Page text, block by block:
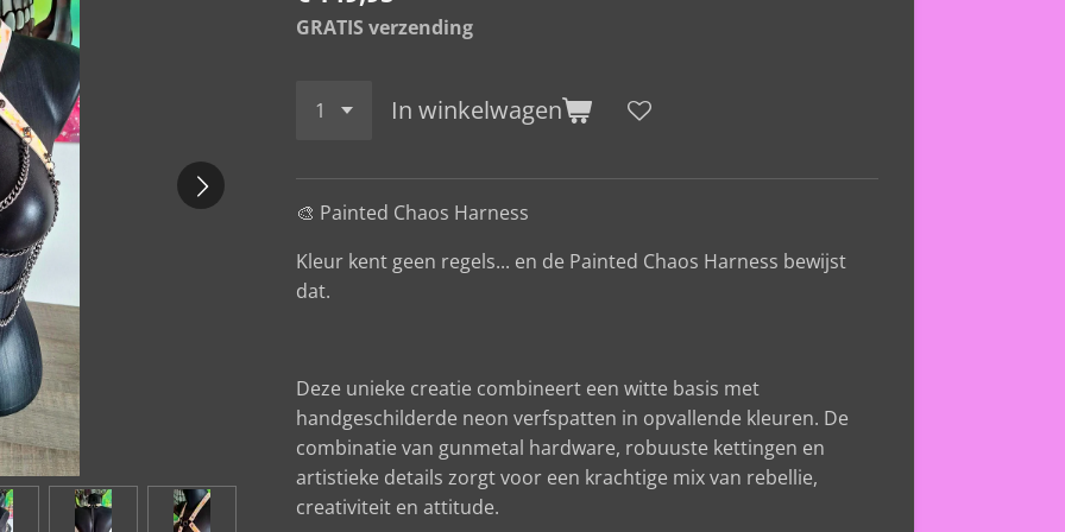
GRATIS verzending
In winkelwagen
🎨 Painted Chaos Harness
Kleur kent geen regels... en de Painted Chaos Harness bewijst
dat.
Deze unieke creatie combineert een witte basis met
handgeschilderde neon verfspatten in opvallende kleuren. De
combinatie van gunmetal hardware, robuuste kettingen en
artistieke details zorgt voor een krachtige mix van rebellie,
creativiteit en attitude.